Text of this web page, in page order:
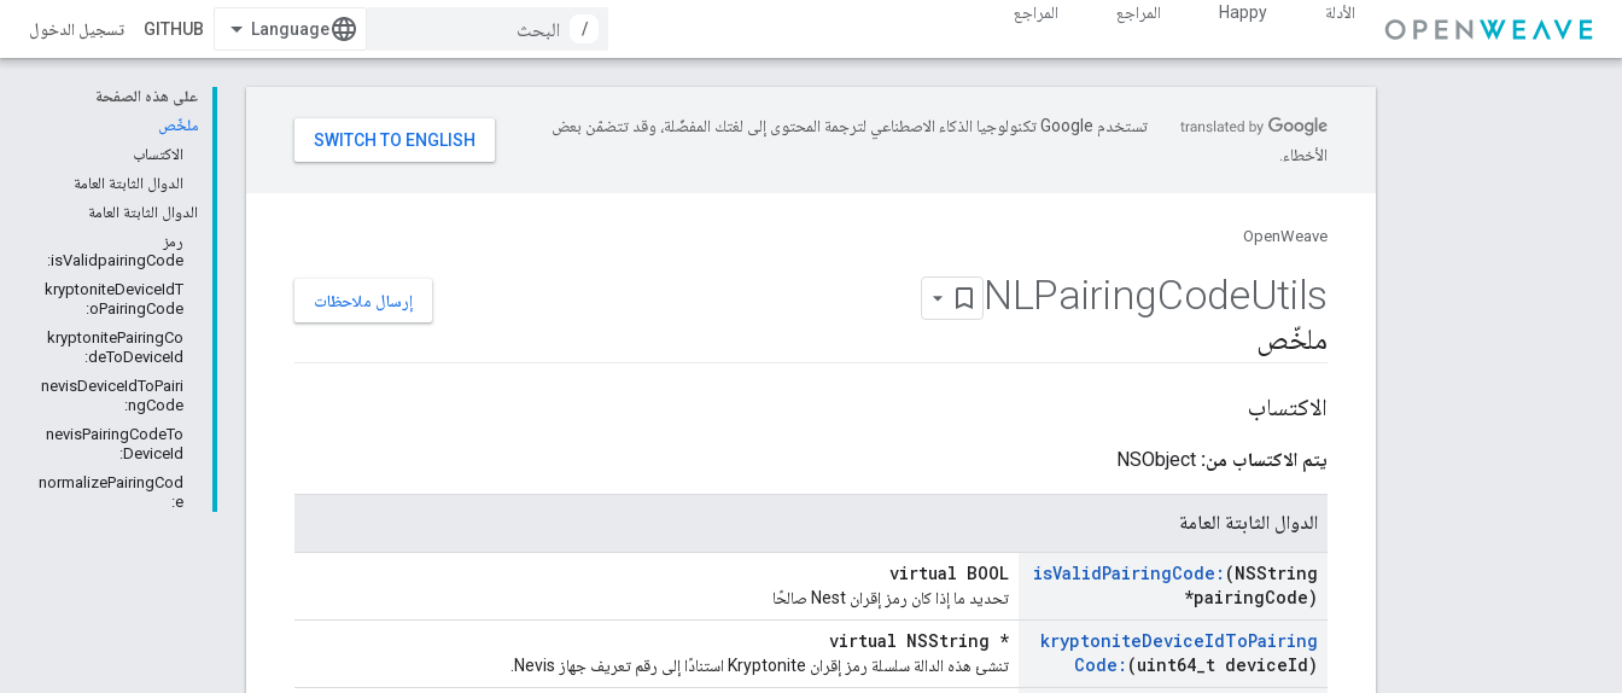
الأدلة Happy المراجع
المراجع
/
GITHUB تسجيل الدخول
على هذه الصفحة
ملخّص
الاكتساب
الدوال الثابتة العامة
الدوال الثابتة العامة
رمز
isValidpairingCode:
kryptoniteDeviceIdT
oPairingCode:
kryptonitePairingCo
deToDeviceId:
nevisDeviceIdToPairi
ngCode:
nevisPairingCodeTo
DeviceId:
normalizePairingCod
e:
تستخدم Google تكنولوجيا الذكاء الاصطناعي لترجمة المحتوى إلى لغتك المفضّلة، وقد تتضمّن بعض
الأخطاء.
OpenWeave
إرسال ملاحظات NLPairingCodeUtils
ملخّص
الاكتساب
يتم الاكتساب من: NSObject
الدوال الثابتة العامة
isValidPairingCode: (NSString
*pairingCode)
virtual BOOL
تحديد ما إذا كان رمز إقران Nest صالحًا
kryptoniteDeviceIdToPairing
Code: (uint64 t deviceId)
virtual NSString *
تنشئ هذه الدالة سلسلة رمز إقران Kryptonite استنادًا إلى رقم تعريف جهاز Nevis.